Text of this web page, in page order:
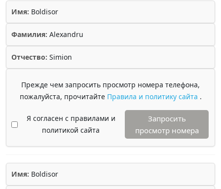
Имя: Boldisor
Фамилия: Alexandru
Отчество: Simion
Прежде чем запросить просмотр номера телефона,
пожалуйста, прочитайте Правила и политику сайта .
Я согласен с правилами и
политикой сайта
Запросить
просмотр номера
Имя: Boldisor